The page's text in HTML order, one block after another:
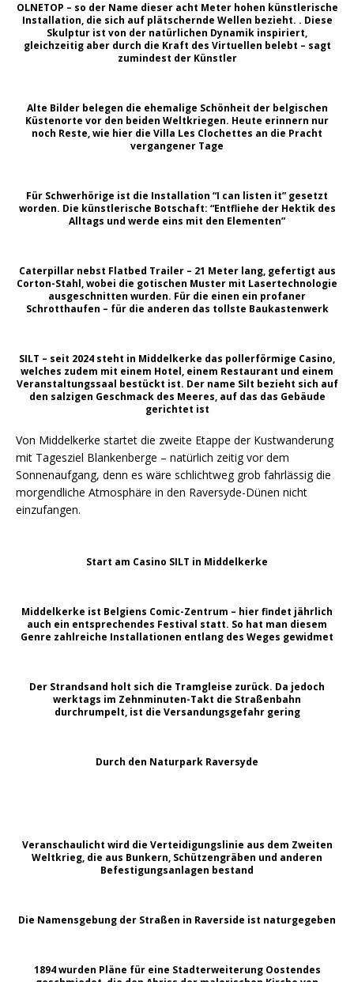
OLNETOP – so der Name dieser acht Meter hohen künstlerische
Installation, die sich auf plätschernde Wellen bezieht. . Diese
Skulptur ist von der natürlichen Dynamik inspiriert,
gleichzeitig aber durch die Kraft des Virtuellen belebt – sagt
zumindest der Künstler
Alte Bilder belegen die ehemalige Schönheit der belgischen
Küstenorte vor den beiden Weltkriegen. Heute erinnern nur
noch Reste, wie hier die Villa Les Clochettes an die Pracht
vergangener Tage
Für Schwerhörige ist die Installation “I can listen it” gesetzt
worden. Die künstlerische Botschaft: “Entfliehe der Hektik des
Alltags und werde eins mit den Elementen”
Caterpillar nebst Flatbed Trailer – 21 Meter lang, gefertigt aus
Corton-Stahl, wobei die gotischen Muster mit Lasertechnologie
ausgeschnitten wurden. Für die einen ein profaner
Schrotthaufen – für die anderen das tollste Baukastenwerk
SILT – seit 2024 steht in Middelkerke das pollerförmige Casino,
welches zudem mit einem Hotel, einem Restaurant und einem
Veranstaltungssaal bestückt ist. Der name Silt bezieht sich auf
den salzigen Geschmack des Meeres, auf das das Gebäude
gerichtet ist
Von Middelkerke startet die zweite Etappe der Kustwanderung
mit Tagesziel Blankenberge – natürlich zeitig vor dem
Sonnenaufgang, denn es wäre schlichtweg grob fahrlässig die
morgendliche Atmosphäre in den Raversyde-Dünen nicht
einzufangen.
Start am Casino SILT in Middelkerke
Middelkerke ist Belgiens Comic-Zentrum – hier findet jährlich
auch ein entsprechendes Festival statt. So hat man diesem
Genre zahlreiche Installationen entlang des Weges gewidmet
Der Strandsand holt sich die Tramgleise zurück. Da jedoch
werktags im Zehnminuten-Takt die Straßenbahn
durchrumpelt, ist die Versandungsgefahr gering
Durch den Naturpark Raversyde
Veranschaulicht wird die Verteidigungslinie aus dem Zweiten
Weltkrieg, die aus Bunkern, Schützengräben und anderen
Befestigungsanlagen bestand
Die Namensgebung der Straßen in Raverside ist naturgegeben
1894 wurden Pläne für eine Stadterweiterung Oostendes